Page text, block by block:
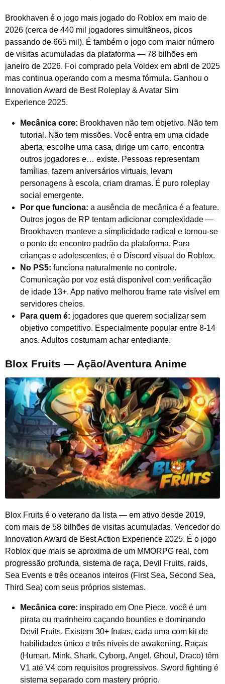
Brookhaven é o jogo mais jogado do Roblox em maio de
2026 (cerca de 440 mil jogadores simultâneos, picos
passando de 665 mil). É também o jogo com maior número
de visitas acumuladas da plataforma — 78 bilhões em
janeiro de 2026. Foi comprado pela Voldex em abril de 2025
mas continua operando com a mesma fórmula. Ganhou o
Innovation Award de Best Roleplay & Avatar Sim
Experience 2025.
Mecânica core: Brookhaven não tem objetivo. Não tem
tutorial. Não tem missões. Você entra em uma cidade
aberta, escolhe uma casa, dirige um carro, encontra
outros jogadores e… existe. Pessoas representam
famílias, fazem aniversários virtuais, levam
personagens à escola, criam dramas. É puro roleplay
social emergente.
Por que funciona: a ausência de mecânica é a feature.
Outros jogos de RP tentam adicionar complexidade —
Brookhaven manteve a simplicidade radical e tornou-se
o ponto de encontro padrão da plataforma. Para
crianças e adolescentes, é o Discord visual do Roblox.
No PS5: funciona naturalmente no controle.
Comunicação por voz está disponível com verificação
de idade 13+. App nativo melhorou frame rate visível em
servidores cheios.
Para quem é: jogadores que querem socializar sem
objetivo competitivo. Especialmente popular entre 8-14
anos. Adultos costumam achar entediante.
Blox Fruits — Ação/Aventura Anime
Blox Fruits é o veterano da lista — em ativo desde 2019,
com mais de 58 bilhões de visitas acumuladas. Vencedor do
Innovation Award de Best Action Experience 2025. É o jogo
Roblox que mais se aproxima de um MMORPG real, com
progressão profunda, sistema de raça, Devil Fruits, raids,
Sea Events e três oceanos inteiros (First Sea, Second Sea,
Third Sea) com seus próprios sistemas.
Mecânica core: inspirado em One Piece, você é um
pirata ou marinheiro caçando bounties e dominando
Devil Fruits. Existem 30+ frutas, cada uma com kit de
habilidades único e três níveis de awakening. Raças
(Human, Mink, Shark, Cyborg, Angel, Ghoul, Draco) têm
V1 até V4 com requisitos progressivos. Sword fighting é
sistema separado com mastery próprio.